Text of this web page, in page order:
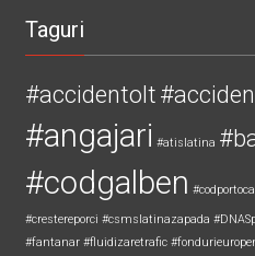
Taguri
#accidentolt
#angajari #atislatina
#codgalben
#crestereporci #csmslatinazapada
#fantanar #fluidizaretrafic